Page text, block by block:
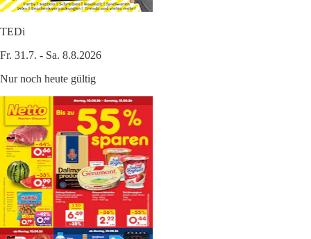
TEDi
Fr. 31.7. - Sa. 8.8.2026
Nur noch heute gültig